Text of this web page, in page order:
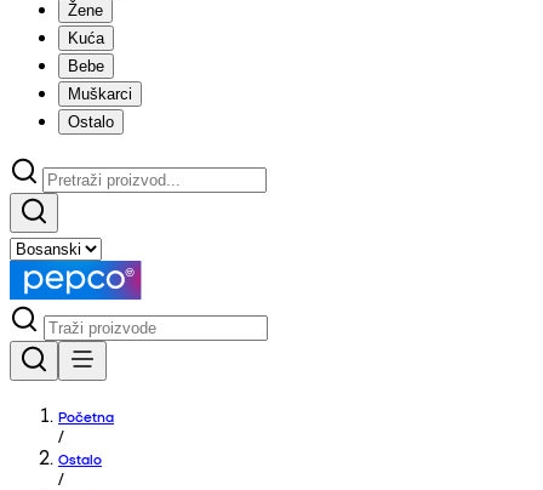
Žene
Kuća
Bebe
Muškarci
Ostalo
Početna
/
Ostalo
/